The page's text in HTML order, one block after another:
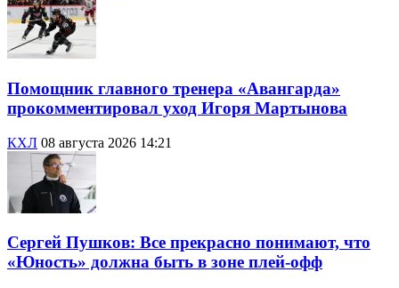
Помощник главного тренера «Авангарда»
прокомментировал уход Игоря Мартынова
КХЛ 08 августа 2026 14:21
Сергей Пушков: Все прекрасно понимают, что
«Юность» должна быть в зоне плей-офф